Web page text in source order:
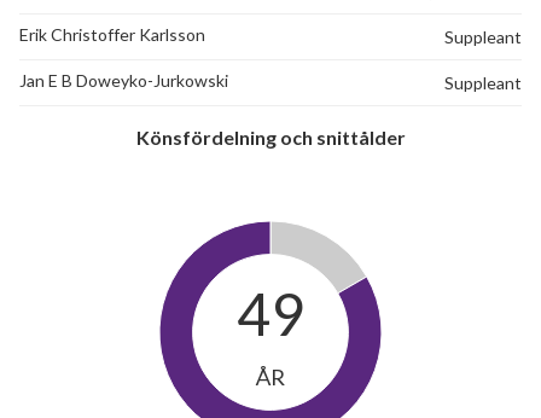
Erik Christoffer Karlsson Suppleant
Jan E B Doweyko-Jurkowski Suppleant
Könsfördelning och snittålder
49
ÅR